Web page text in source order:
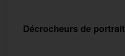
Décrocheurs de